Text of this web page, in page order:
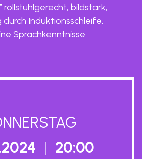
rollstuhlgerecht, bildstark,
Induktionsschleife,
Sprachkenntnisse
| 20:00